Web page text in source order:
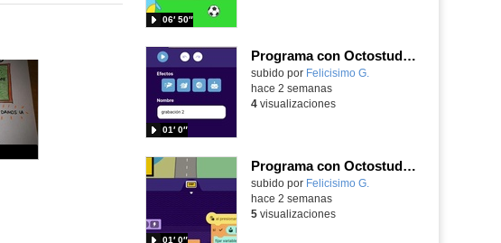
06′ 50″
Programa con Octostudio, una animación utilizando la cámara para una foto y audio y texto para comunicar.
Contenido educativo.
subido por Felicisimo G.
01′ 0″
hace 2 semanas
4visualizaciones
Programa con Octostudio, un juego de Educación Víal cruzando un paso de cebra.
Contenido educativo.
subido por Felicisimo G.
01′ 0″
hace 2 semanas
5visualizaciones